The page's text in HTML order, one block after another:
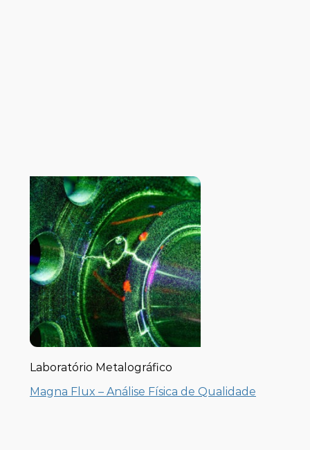
Laboratório Metalográfico
Magna Flux – Análise Física de Qualidade